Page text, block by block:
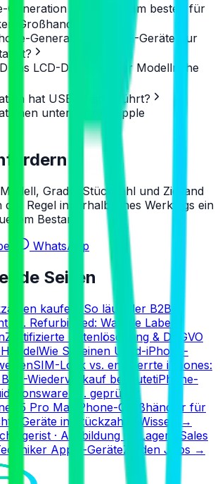
Generation eignet sich am besten für
Großhandel?
Generation sind US-Geräte nur
das LCD-Display in der Modellreihe
hat USB-C eingeführt?
unterstützen Apple
Grade, Stückzahl und Zielland
Regel innerhalb eines Werktags ein
Bestand.
WhatsApp
Seiten
kaufen: So läuft der B2B-
vs. Refurbished: Was die Labels
Zertifizierte Datenlöschung & DSGVO
Wie Sie einen Used-iPhone-
SIM-Lock vs. entsperrte iPhones:
Wiederverkauf bedeutetiPhone-
vs. geprüfter
15 Pro Max
iPhone-Großhändler für
Geräte in Stückzahlen
Wissen
→
· Ausbildung im Lager · Sales
Apple-GeräteZu den Jobs →